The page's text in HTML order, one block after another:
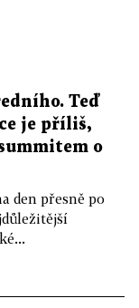
Teď
je příliš,
o
den přesně po